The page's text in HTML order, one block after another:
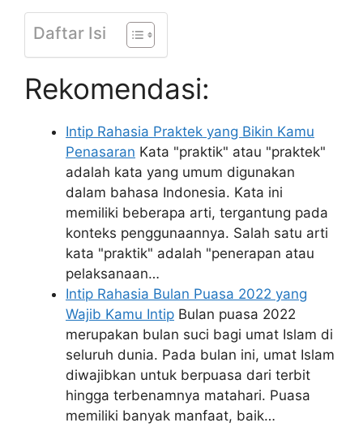
Daftar Isi
Rekomendasi:
Intip Rahasia Praktek yang Bikin Kamu
Penasaran Kata "praktik" atau "praktek"
adalah kata yang umum digunakan
dalam bahasa Indonesia. Kata ini
memiliki beberapa arti, tergantung pada
konteks penggunaannya. Salah satu arti
kata "praktik" adalah "penerapan atau
pelaksanaan…
Intip Rahasia Bulan Puasa 2022 yang
Wajib Kamu Intip Bulan puasa 2022
merupakan bulan suci bagi umat Islam di
seluruh dunia. Pada bulan ini, umat Islam
diwajibkan untuk berpuasa dari terbit
hingga terbenamnya matahari. Puasa
memiliki banyak manfaat, baik…